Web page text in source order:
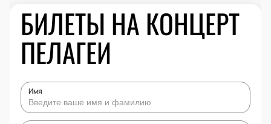
БИЛЕТЫ НА КОНЦЕРТ
ПЕЛАГЕИ
Имя